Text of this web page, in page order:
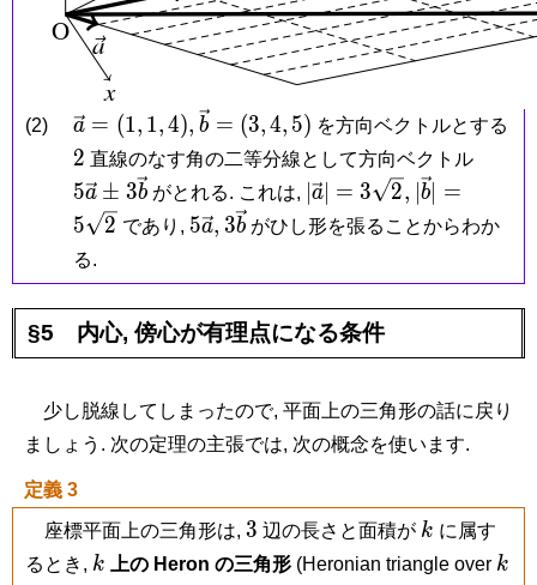
(2)
\vec a
=
(1,1,4),
a = (1, 1,4), \vec b
=
(3,4,5)
b = (3,4, 5) を方向ベクトルとする
2
2 直線のなす角の二等分線として方向ベクトル
b
5a ± 3bがとれる. これは, |\vec
a| =
3\sqrt
∣a∣ = 3 2, |\vec
b| =
5\sqrt
∣b∣ =
5
2 であり, 5\vec
5a, 3\vec
3b がひし形を張ることからわか
る.
§5 内心, 傍心が有理点になる条件
少し脱線してしまったので, 平面上の三角形の話に戻り
ましょう. 次の定理の主張では, 次の概念を使います.
定義 3
座標平面上の三角形は, 3
3 辺の長さと面積が k
k に属す
るとき, k
k 上の Heron の三角形(Heronian triangle over k
k